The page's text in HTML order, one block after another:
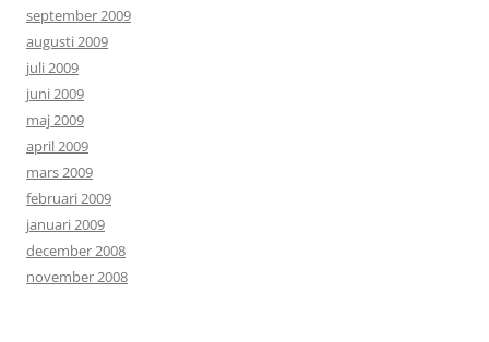
september 2009
augusti 2009
juli 2009
juni 2009
maj 2009
april 2009
mars 2009
februari 2009
januari 2009
december 2008
november 2008